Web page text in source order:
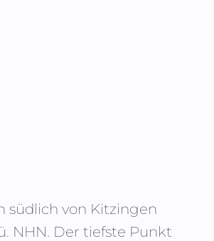
südlich von Kitzingen
NHN. Der tiefste Punkt